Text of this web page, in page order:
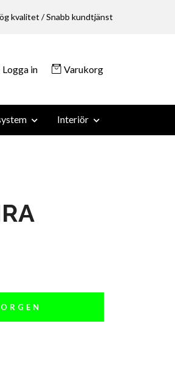
kvalitet / Snabb kundtjänst
Logga in Varukorg
Interiör